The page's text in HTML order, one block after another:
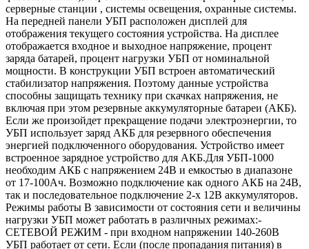
серверные станции , системы освещения, охранные системы.
На передней панели УБП расположен дисплей для
отображения текущего состояния устройства. На дисплее
отображается входное и выходное напряжение, процент
заряда батарей, процент нагрузки УБП от номинальной
мощности. В конструкции УБП встроен автоматический
стабилизатор напряжения. Поэтому данные устройства
способны защищать технику при скачках напряжения, не
включая при этом резервные аккумуляторные батареи (АКБ).
Если же произойдет прекращение подачи электроэнергии, то
УБП использует заряд АКБ для резервного обеспечения
энергией подключенного оборудования. Устройство имеет
встроенное зарядное устройство для АКБ.Для УБП-1000
необходим АКБ с напряжением 24В и емкостью в диапазоне
от 17-100Ач. Возможно подключение как одного АКБ на 24В,
так и последовательное подключение 2-х 12В аккумуляторов.
Режимы работы В зависимости от состояния сети и величины
нагрузки УБП может работать в различных режимах:-
СЕТЕВОЙ РЕЖИМ - при входном напряжении 140-260В
УБП работает от сети. Если (после пропадания питания) в